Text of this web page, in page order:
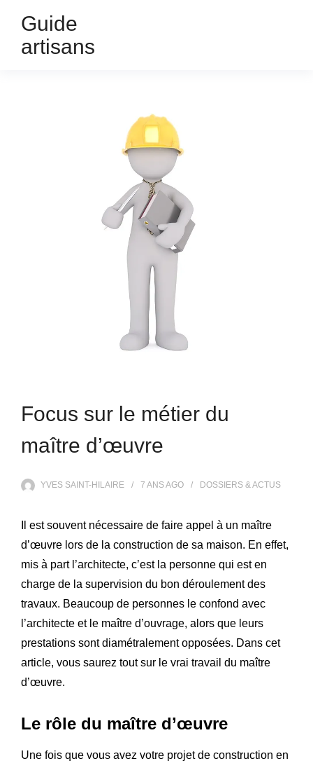
Guide
artisans
Focus sur le métier du
maître d’œuvre
YVES SAINT-HILAIRE 7 ANSAGO DOSSIERS & ACTUS
Il est souvent nécessaire de faire appel à un maître
d’œuvre lors de la construction de sa maison. En effet,
mis à part l’architecte, c’est la personne qui est en
charge de la supervision du bon déroulement des
travaux. Beaucoup de personnes le confond avec
l’architecte et le maître d’ouvrage, alors que leurs
prestations sont diamétralement opposées. Dans cet
article, vous saurez tout sur le vrai travail du maître
d’œuvre.
Le rôle du maître d’œuvre
Une fois que vous avez votre projet de construction en